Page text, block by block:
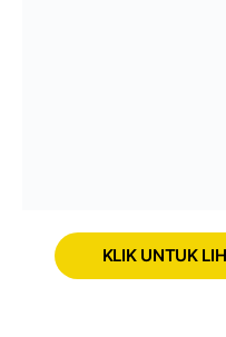
KLIK UNTUK